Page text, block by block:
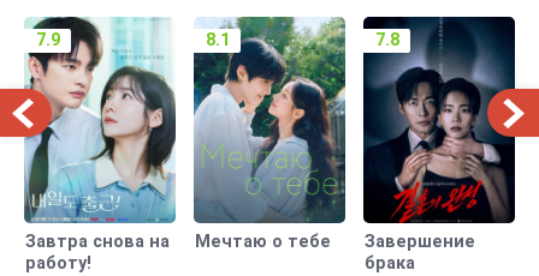
Завтра снова на
работу!
7.9
Мечтаю о тебе
8.1
Завершение
брака
7.8